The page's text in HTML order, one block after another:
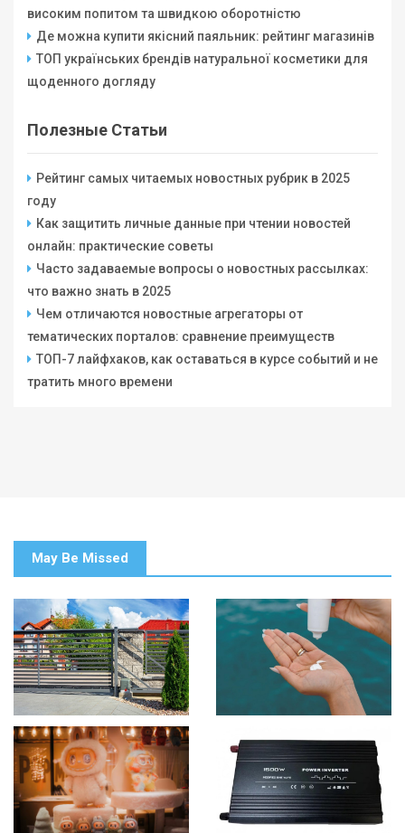
високим попитом та швидкою оборотністю
Де можна купити якісний паяльник: рейтинг магазинів
ТОП українських брендів натуральної косметики для
щоденного догляду
Полезные Статьи
Рейтинг самых читаемых новостных рубрик в 2025
году
Как защитить личные данные при чтении новостей
онлайн: практические советы
Часто задаваемые вопросы о новостных рассылках:
что важно знать в 2025
Чем отличаются новостные агрегаторы от
тематических порталов: сравнение преимуществ
ТОП-7 лайфхаков, как оставаться в курсе событий и не
тратить много времени
May Be Missed